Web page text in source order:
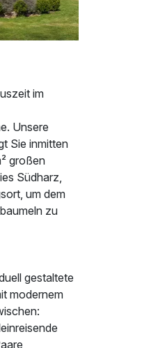
im
Unsere
Sie inmitten
großen
Südharz,
um dem
zu
gestaltete
modernem